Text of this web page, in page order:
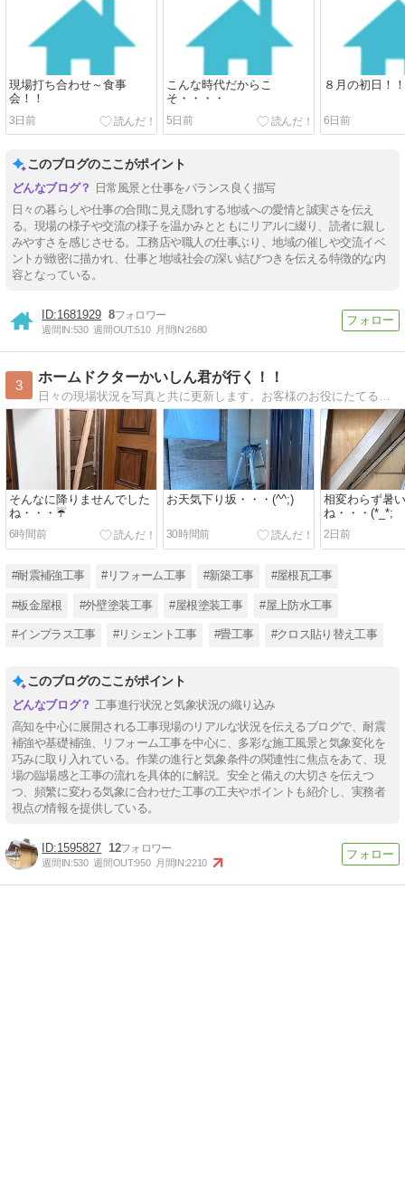
現場打ち合わせ～食事
会！！
3日前
こんな時代だからこ
そ・・・・
5日前
８月の初日！！
6日前
このブログのここがポイント
日常風景と仕事をバランス良く描写
日々の暮らしや仕事の合間に見え隠れする地域への愛情と誠実さを伝え
る。現場の様子や交流の様子を温かみとともにリアルに綴り、読者に親し
みやすさを感じさせる。工務店や職人の仕事ぶり、地域の催しや交流イベ
ントが緻密に描かれ、仕事と地域社会の深い結びつきを伝える特徴的な内
容となっている。
1681929 8
週間IN:530 週間OUT:510 月間IN:2680
3
ホームドクターかいしん君が行く！！
そんなに降りませんでした
ね・・・☔
6時間前
お天気下り坂・・・(^^;)
30時間前
相変わらず暑
ね・・・(*_*;
2日前
#耐震補強工事 #リフォーム工事 #新築工事 #屋根瓦工事
#板金屋根 #外壁塗装工事 #屋根塗装工事 #屋上防水工事
#インプラス工事 #リシェント工事 #畳工事 #クロス貼り替え工事
このブログのここがポイント
工事進行状況と気象状況の織り込み
高知を中心に展開される工事現場のリアルな状況を伝えるブログで、耐震
補強や基礎補強、リフォーム工事を中心に、多彩な施工風景と気象変化を
巧みに取り入れている。作業の進行と気象条件の関連性に焦点をあて、現
場の臨場感と工事の流れを具体的に解説。安全と備えの大切さを伝えつ
つ、頻繁に変わる気象に合わせた工事の工夫やポイントも紹介し、実務者
視点の情報を提供している。
1595827 12
週間IN:530 週間OUT:950 月間IN:2210